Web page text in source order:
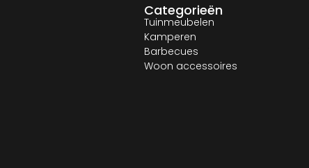
Categorieën
Tuinmeubelen
Kamperen
Barbecues
Woon accessoires